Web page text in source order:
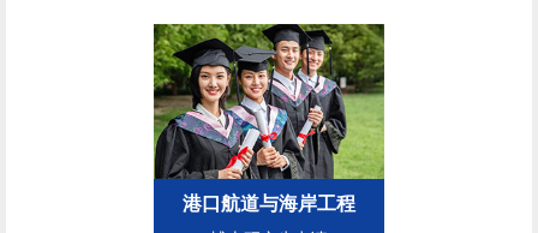
港口航道与海岸工程